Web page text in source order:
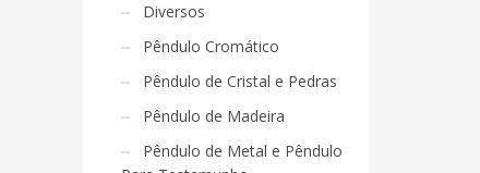
Diversos
Pêndulo Cromático
Pêndulo de Cristal e Pedras
Pêndulo de Madeira
Pêndulo de Metal e Pêndulo